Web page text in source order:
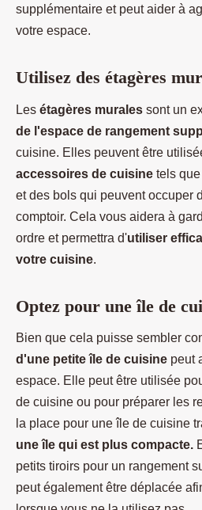
supplémentaire et peut aider à
votre espace.
Utilisez des étagères
Les étagères murales sont un
de l'espace de rangement
cuisine. Elles peuvent être
accessoires de cuisine tels
et des bols qui peuvent occuper
comptoir. Cela vous aidera à
ordre et permettra d'utiliser
votre cuisine.
Optez pour une île de
Bien que cela puisse sembler
d'une petite île de cuisine peut
espace. Elle peut être utilisée
de cuisine ou pour préparer les
la place pour une île de cuisine
une île qui est plus compacte.
petits tiroirs pour un rangement
peut également être déplacée